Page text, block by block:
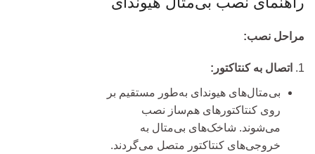
مراحل نصب:
اتصال به کنتاکتور:
بی‌متال‌های هیوندای به‌طور مستقیم بر
روی کنتاکتورهای هم‌ساز نصب
می‌شوند. شاخک‌های بی‌متال به
خروجی‌های کنتاکتور متصل می‌گردند.